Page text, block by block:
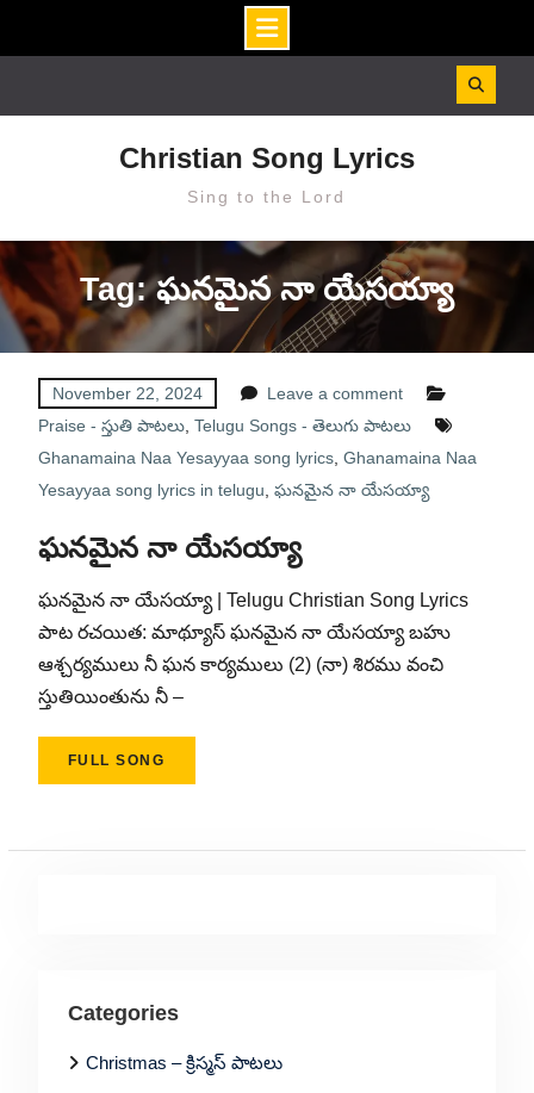
Christian Song Lyrics
Sing to the Lord
Tag: ఘనమైన నా యేసయ్యా
November 22, 2024
Leave a comment
Praise - స్తుతి పాటలు, Telugu Songs - తెలుగు పాటలు
Ghanamaina Naa Yesayyaa song lyrics, Ghanamaina Naa
Yesayyaa song lyrics in telugu ఘనమైన నా యేసయ్యా
ఘనమైన నా యేసయ్యా
ఘనమైన నా యేసయ్యా | Telugu Christian Song Lyrics
పాట రచయిత: మాథ్యూస్ ఘనమైన నా యేసయ్యా బహు
ఆశ్చర్యములు నీ ఘన కార్యములు (2) (నా) శిరము వంచి
స్తుతియింతును నీ –
FULL SONG
Categories
Christmas – క్రిస్మస్ పాటలు